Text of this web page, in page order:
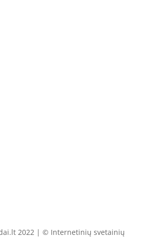
2022 | © Internetinių svetainių